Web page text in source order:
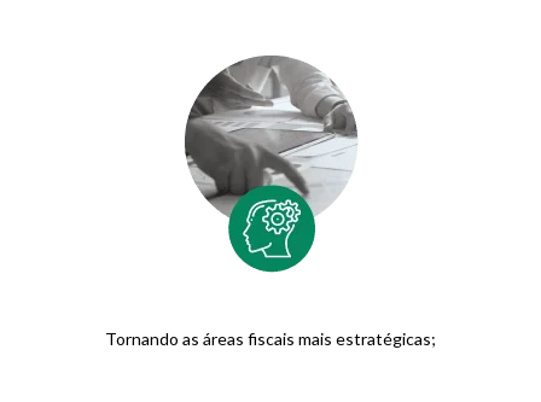
Tornando as áreas fiscais mais estratégicas;